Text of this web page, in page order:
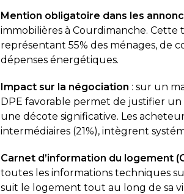
Mention obligatoire dans les
immobilières à Courdimanche.
représentant 55% des ménages, de
dépenses énergétiques.
Impact sur la négociation : sur un
DPE favorable permet de justifier
une décote significative. Les
intermédiaires (21%), intègrent
Carnet d’information du logement
toutes les informations techniques
suit le logement tout au long de sa